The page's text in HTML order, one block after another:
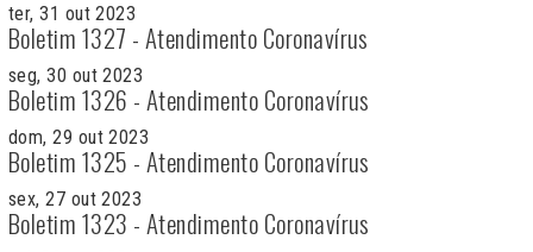
ter, 31 out 2023
Boletim 1327 - Atendimento Coronavírus
seg, 30 out 2023
Boletim 1326 - Atendimento Coronavírus
dom, 29 out 2023
Boletim 1325 - Atendimento Coronavírus
sex, 27 out 2023
Boletim 1323 - Atendimento Coronavírus